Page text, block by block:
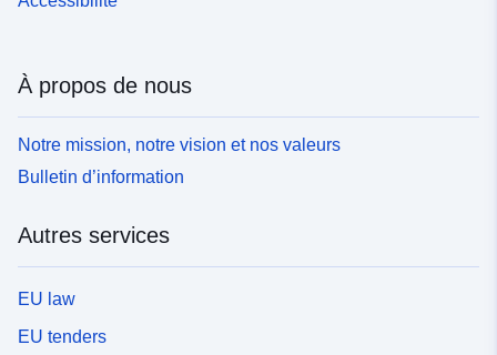
À propos de nous
Notre mission, notre vision et nos valeurs
Bulletin d’information
Autres services
EU law
EU tenders